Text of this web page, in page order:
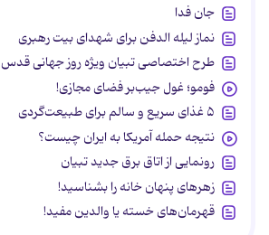
جان فدا
نماز لیله الدفن برای شهدای بیت رهبری
طرح اختصاصی تبیان ویژه روز جهانی قدس
فومو؛ غول جیب‌بر فضای مجازی!
۵ غذای سریع و سالم برای طبیعت‌گردی
نتیجه حمله آمریکا به ایران چیست؟
رونمایی از اتاق برق جدید تبیان
زهرهای پنهان خانه را بشناسید!
قهرمان‌های خسته یا والدین مفید!